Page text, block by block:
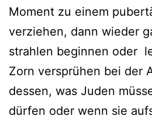
Moment zu einem
verziehen, dann wieder
strahlen beginnen oder
Zorn versprühen bei der
dessen, was Juden
dürfen oder wenn sie